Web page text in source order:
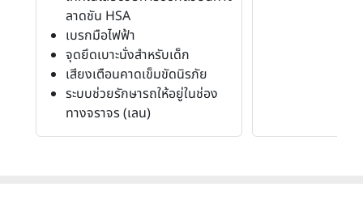
ลาดชัน HSA
เบรกมือไฟฟ้า
จุดยึดเบาะนั่งสำหรับเด็ก
เสียงเตือนคาดเข็มขัดนิรภัย
ระบบช่วยรักษารถให้อยู่ในช่อง
ทางจราจร (เลน)